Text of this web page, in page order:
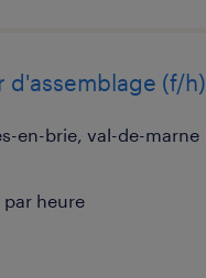
d'assemblage (f/h)
en-brie, val-de-marne
par heure